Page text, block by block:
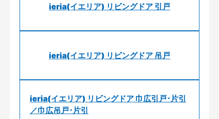
ieria(イエリア) リビングドア 引戸
ieria(イエリア) リビングドア 吊戸
ieria(イエリア) リビングドア 巾広引戸･片引
／巾広吊戸･片引